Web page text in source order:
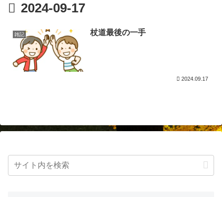
2024-09-17
雑記 杖道最後の一手
2024.09.17